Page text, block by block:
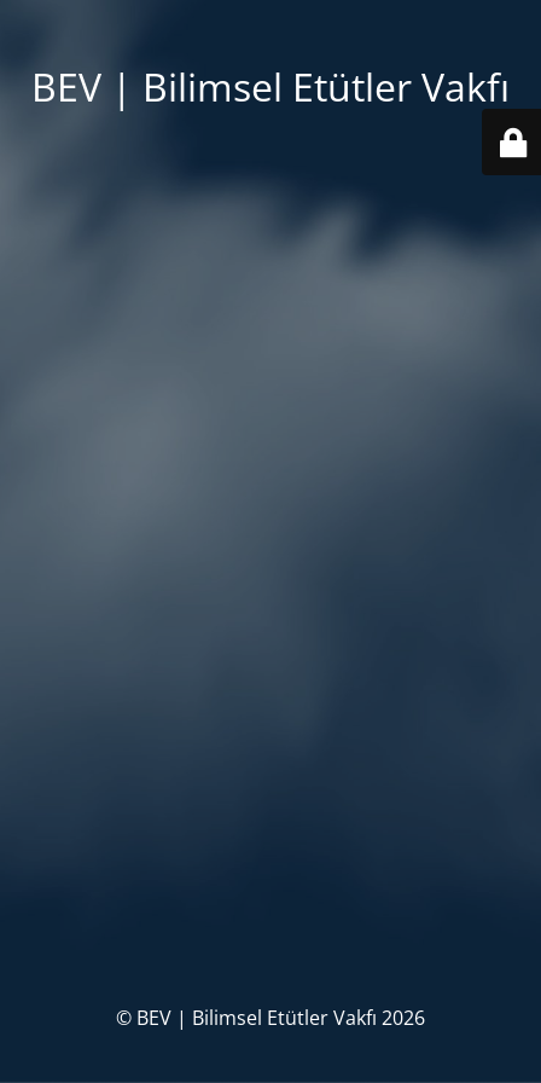
BEV | Bilimsel Etütler Vakfı
© BEV | Bilimsel Etütler Vakfı 2026